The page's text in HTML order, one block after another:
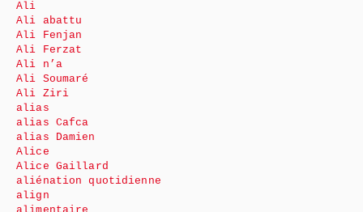
Ali
Ali abattu
Ali Fenjan
Ali Ferzat
Ali n’a
Ali Soumaré
Ali Ziri
alias
alias Cafca
alias Damien
Alice
Alice Gaillard
aliénation quotidienne
align